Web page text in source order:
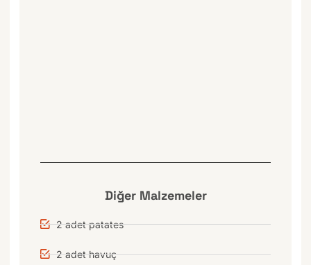
Diğer Malzemeler
2 adet patates
2 adet havuç